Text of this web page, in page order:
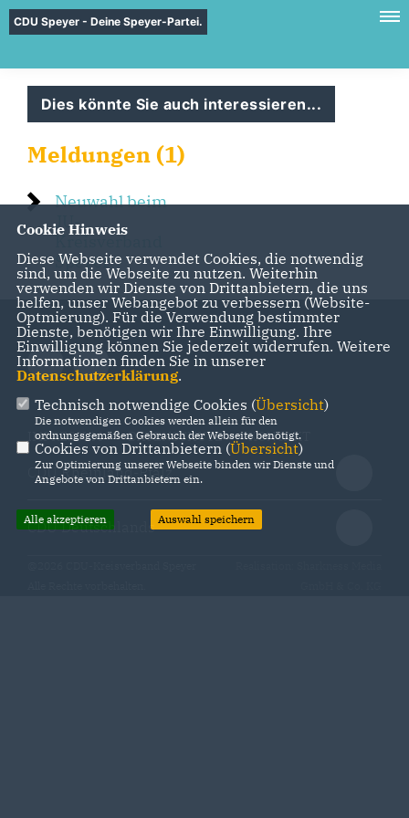
CDU Speyer - Deine Speyer-Partei.
Dies könnte Sie auch interessieren...
Meldungen (1)
Neuwahl beim
JU-
Kreisverband
Speyer
IMPRESSUM DATENSCHUTZ KONTAKT
CDU Rheinland-Pfalz
CDU Deutschlands
Cookie Hinweis
Diese Webseite verwendet Cookies, die notwendig
sind, um die Webseite zu nutzen. Weiterhin
verwenden wir Dienste von Drittanbietern, die uns
helfen, unser Webangebot zu verbessern (Website-
Optmierung). Für die Verwendung bestimmter
Dienste, benötigen wir Ihre Einwilligung. Ihre
Einwilligung können Sie jederzeit widerrufen. Weitere
Informationen finden Sie in unserer
Datenschutzerklärung.
Technisch notwendige Cookies (Übersicht)
Die notwendigen Cookies werden allein für den
ordnungsgemäßen Gebrauch der Webseite benötigt.
Cookies von Drittanbietern (Übersicht)
Zur Optimierung unserer Webseite binden wir Dienste und
Angebote von Drittanbietern ein.
Alle akzeptieren Auswahl speichern